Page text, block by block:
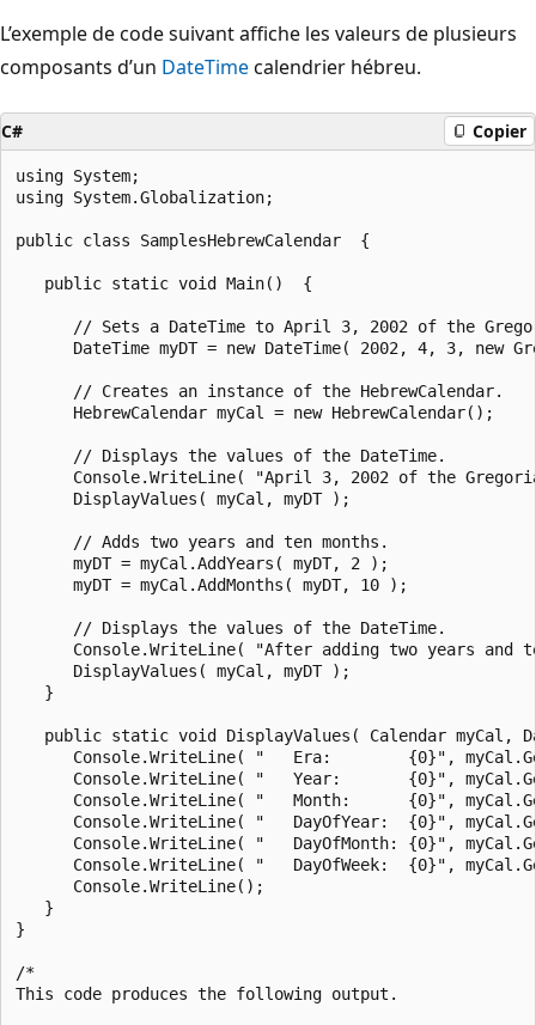
L’exemple de code suivant affiche les valeurs de plusieurs
composants d’un DateTimecalendrier hébreu.
C# Copier
using System;
using System.Globalization;
public class SamplesHebrewCalendar  {
   public static void Main()  {
// Sets a DateTime to April 3, 2002 of the
DateTime myDT = new DateTime( 2002, 4, 3, new
      // Creates an instance of the HebrewCalendar.
      HebrewCalendar myCal = new HebrewCalendar();
      // Displays the values of the DateTime.
Console.WriteLine( "April 3, 2002 of the
      DisplayValues( myCal, myDT );
      // Adds two years and ten months.
      myDT = myCal.AddYears( myDT, 2 );
      myDT = myCal.AddMonths( myDT, 10 );
      // Displays the values of the DateTime.
Console.WriteLine( "After adding two years and
      DisplayValues( myCal, myDT );
   }
public static void DisplayValues( Calendar myCal,
Console.WriteLine( "   Era:        {0}",
Console.WriteLine( "   Year:       {0}",
Console.WriteLine( "   Month:      {0}",
Console.WriteLine( "   DayOfYear:  {0}",
Console.WriteLine( "   DayOfMonth: {0}",
Console.WriteLine( "   DayOfWeek:  {0}",
      Console.WriteLine();
   }
}
/*
This code produces the following output.